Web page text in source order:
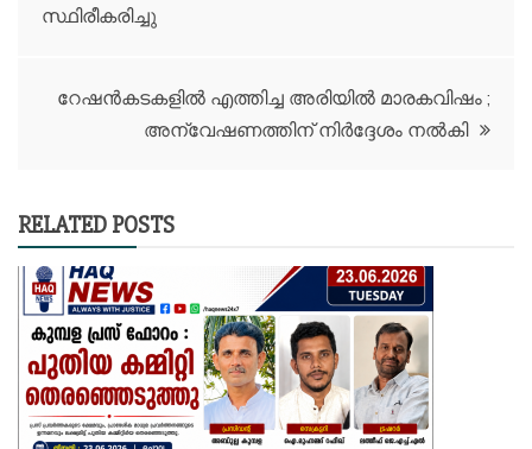
navigation
സ്ഥിരീകരിച്ചു
റേഷൻകടകളിൽ എത്തിച്ച അരിയിൽ മാരകവിഷം ;
അന്വേഷണത്തിന് നിർദ്ദേശം നൽകി
RELATED POSTS